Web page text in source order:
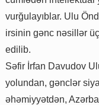
vurğulayıblar. Ulu
irsinin gənc nəsillər
edilib.
Səfir İrfan Davudov
yolundan, gənclər
əhəmiyyətdən,